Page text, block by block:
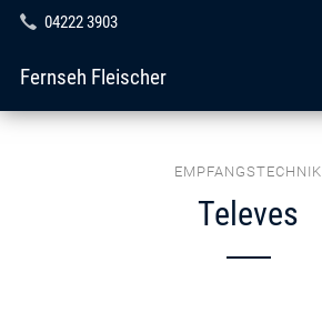
04222 3903
Fernseh Fleischer
EMPFANGSTECHNIK
Televes